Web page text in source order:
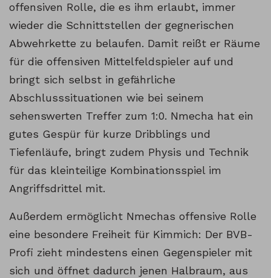
offensiven Rolle, die es ihm erlaubt, immer
wieder die Schnittstellen der gegnerischen
Abwehrkette zu belaufen. Damit reißt er Räume
für die offensiven Mittelfeldspieler auf und
bringt sich selbst in gefährliche
Abschlusssituationen wie bei seinem
sehenswerten Treffer zum 1:0. Nmecha hat ein
gutes Gespür für kurze Dribblings und
Tiefenläufe, bringt zudem Physis und Technik
für das kleinteilige Kombinationsspiel im
Angriffsdrittel mit.
Außerdem ermöglicht Nmechas offensive Rolle
eine besondere Freiheit für Kimmich: Der BVB-
Profi zieht mindestens einen Gegenspieler mit
sich und öffnet dadurch jenen Halbraum, aus